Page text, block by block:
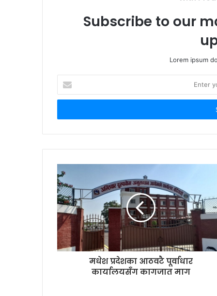
Subscribe to our
Lorem ipsum
t
r
u
m
a
i
l
d
d
r
मधेश प्रदेशका आठवटै पूर्वाधार
कार्यालयसँग कागजात माग